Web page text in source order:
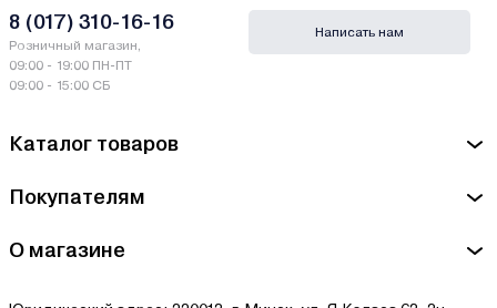
Каталог товаров
Покупателям
О магазине
8 (017) 310-16-16
Розничный магазин,
09:00 - 19:00 ПН-ПТ
09:00 - 15:00 СБ
Написать нам